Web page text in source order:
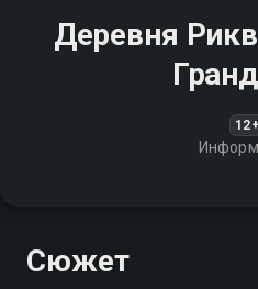
Деревня
12+
Сюжет